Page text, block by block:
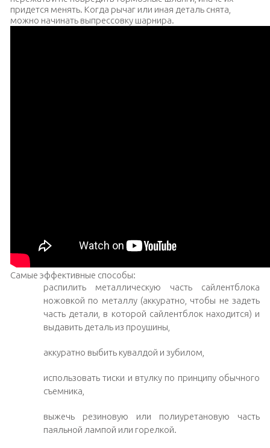
придется менять. Когда рычаг или иная деталь снята,
можно начинать выпрессовку шарнира.
Самые эффективные способы:
распилить металлическую часть сайлентблока
ножовкой по металлу (аккуратно, чтобы не задеть
часть детали, в которой сайлентблок находится) и
выдавить деталь из проушины,
аккуратно выбить кувалдой и зубилом,
использовать тиски и втулку по принципу обычного
съемника,
выжечь резиновую или полиуретановую часть
паяльной лампой или горелкой.